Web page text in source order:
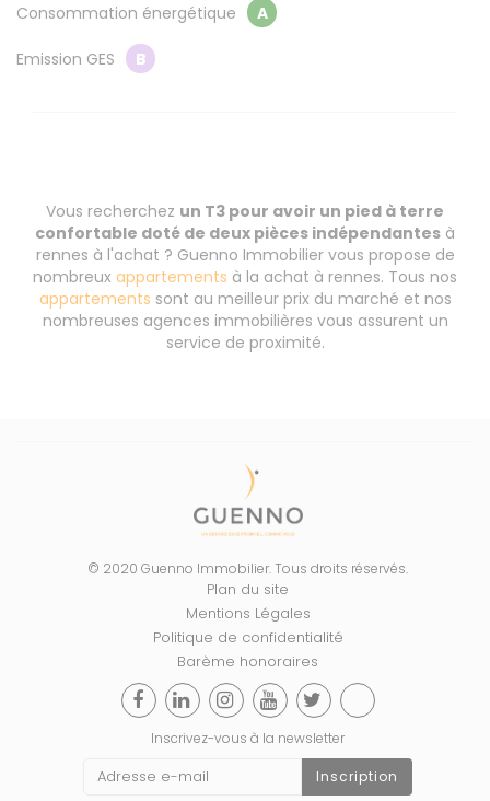
Consommation énergétique A
Emission GES B
Vous recherchez un T3 pour avoir un pied à terre
confortable doté de deux pièces indépendantes à
rennes à l'achat ? Guenno Immobilier vous propose de
nombreux appartements à la achat à rennes. Tous nos
appartements sont au meilleur prix du marché et nos
nombreuses agences immobilières vous assurent un
service de proximité.
© 2020 Guenno Immobilier. Tous droits réservés.
Plan du site
Mentions Légales
Politique de confidentialité
Barème honoraires
Inscrivez-vous à la newsletter
Inscription